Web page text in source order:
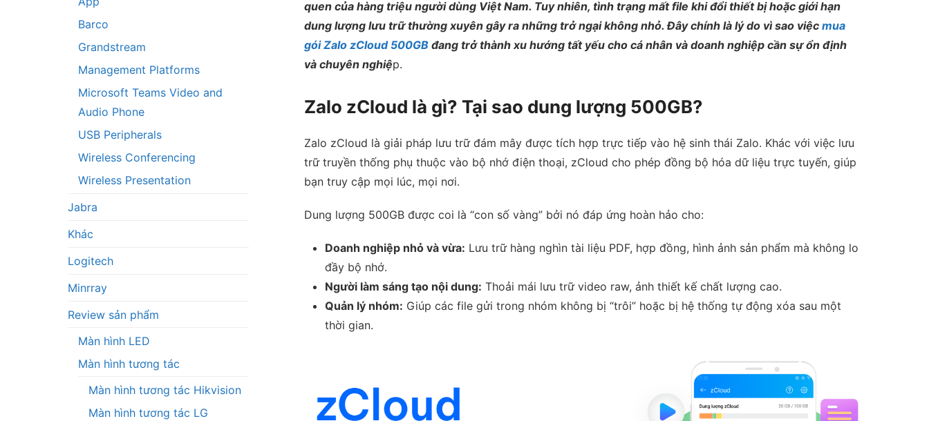
quen của hàng triệu người dùng Việt Nam. Tuy nhiên, tình trạng mất file khi đổi thiết bị hoặc giới hạn
dung lượng lưu trữ thường xuyên gây ra những trở ngại không nhỏ. Đây chính là lý do vì sao việc mua
gói Zalo zCloud 500GB đang trở thành xu hướng tất yếu cho cá nhân và doanh nghiệp cần sự ổn định
và chuyên nghiệp.
Zalo zCloud là gì? Tại sao dung lượng 500GB?
Zalo zCloud là giải pháp lưu trữ đám mây được tích hợp trực tiếp vào hệ sinh thái Zalo. Khác với việc lưu
trữ truyền thống phụ thuộc vào bộ nhớ điện thoại, zCloud cho phép đồng bộ hóa dữ liệu trực tuyến, giúp
bạn truy cập mọi lúc, mọi nơi.
Dung lượng 500GB được coi là “con số vàng” bởi nó đáp ứng hoàn hảo cho:
Doanh nghiệp nhỏ và vừa: Lưu trữ hàng nghìn tài liệu PDF, hợp đồng, hình ảnh sản phẩm mà không lo
đầy bộ nhớ.
Người làm sáng tạo nội dung: Thoải mái lưu trữ video raw, ảnh thiết kế chất lượng cao.
Quản lý nhóm: Giúp các file gửi trong nhóm không bị “trôi” hoặc bị hệ thống tự động xóa sau một
thời gian.
Barco
Grandstream
Management Platforms
Microsoft Teams Video and
Audio Phone
USB Peripherals
Wireless Conferencing
Wireless Presentation
Jabra
Khác
Logitech
Minrray
Review sản phẩm
Màn hình LED
Màn hình tương tác
Màn hình tương tác Hikvision
Màn hình tương tác LG